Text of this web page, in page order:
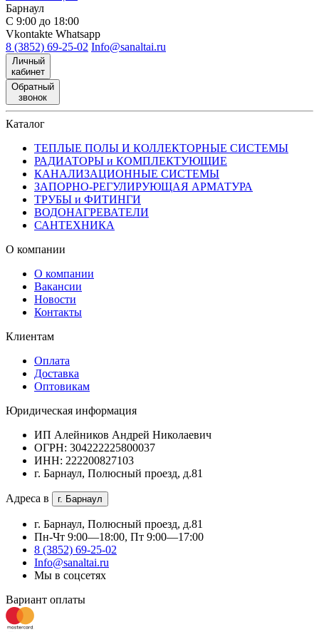
Барнаул
С 9:00 до 18:00
Vkontakte Whatsapp
8 (3852) 69-25-02 Info@sanaltai.ru
Личный
кабинет
Обратный
звонок
Каталог
ТЕПЛЫЕ ПОЛЫ И КОЛЛЕКТОРНЫЕ СИСТЕМЫ
РАДИАТОРЫ и КОМПЛЕКТУЮЩИЕ
КАНАЛИЗАЦИОННЫЕ СИСТЕМЫ
ЗАПОРНО-РЕГУЛИРУЮЩАЯ АРМАТУРА
ТРУБЫ и ФИТИНГИ
ВОДОНАГРЕВАТЕЛИ
САНТЕХНИКА
О компании
О компании
Вакансии
Новости
Контакты
Клиентам
Оплата
Доставка
Оптовикам
Юридическая информация
ИП Алейников Андрей Николаевич
ОГРН: 304222225800037
ИНН: 222200827103
г. Барнаул, Полюсный проезд, д.81
Адреса в г. Барнаул
г. Барнаул, Полюсный проезд, д.81
Пн-Чт 9:00—18:00, Пт 9:00—17:00
8 (3852) 69-25-02
Info@sanaltai.ru
Мы в соцсетях
Вариант оплаты